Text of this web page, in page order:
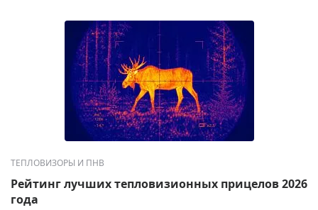
ТЕПЛОВИЗОРЫ И ПНВ
Рейтинг лучших тепловизионных прицелов 2026
года